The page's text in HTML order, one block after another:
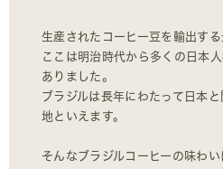
生産されたコーヒー豆を輸出する
ここは明治時代から多くの日本
ありました。
ブラジルは長年にわたって日本
地といえます。
そんなブラジルコーヒーの味わ